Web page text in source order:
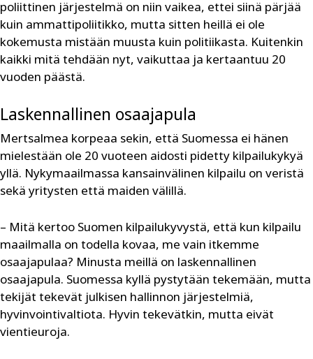
poliittinen järjestelmä on niin vaikea, ettei siinä pärjää
kuin ammattipoliitikko, mutta sitten heillä ei ole
kokemusta mistään muusta kuin politiikasta. Kuitenkin
kaikki mitä tehdään nyt, vaikuttaa ja kertaantuu 20
vuoden päästä.
Laskennallinen osaajapula
Mertsalmea korpeaa sekin, että Suomessa ei hänen
mielestään ole 20 vuoteen aidosti pidetty kilpailukykyä
yllä. Nykymaailmassa kansainvälinen kilpailu on veristä
sekä yritysten että maiden välillä.
– Mitä kertoo Suomen kilpailukyvystä, että kun kilpailu
maailmalla on todella kovaa, me vain itkemme
osaajapulaa? Minusta meillä on laskennallinen
osaajapula. Suomessa kyllä pystytään tekemään, mutta
tekijät tekevät julkisen hallinnon järjestelmiä,
hyvinvointivaltiota. Hyvin tekevätkin, mutta eivät
vientieuroja.